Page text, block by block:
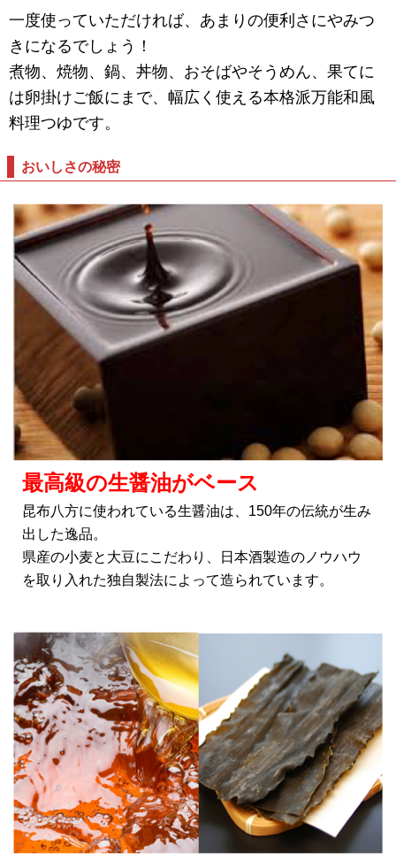
一度使っていただければ、あまりの便利さにやみつ
きになるでしょう！
煮物、焼物、鍋、丼物、おそばやそうめん、果てに
は卵掛けご飯にまで、幅広く使える本格派万能和風
料理つゆです。
おいしさの秘密
最高級の生醤油がベース
昆布八方に使われている生醤油は、150年の伝統が生み
出した逸品。
県産の小麦と大豆にこだわり、日本酒製造のノウハウ
を取り入れた独自製法によって造られています。